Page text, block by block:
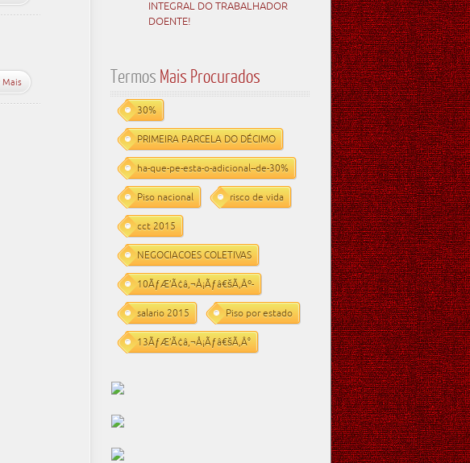
Mais
INTEGRAL DO TRABALHADOR
DOENTE!
Termos Mais Procurados
30%
PRIMEIRA PARCELA DO DÉCIMO
ha-que-pe-esta-o-adicional--de-30%
Piso nacional risco de vida
cct 2015
NEGOCIACOES COLETIVAS
10ÃƒÆ’Ã¢â‚¬Å¡Ãƒâ€šÃ‚Âº-
salario 2015 Piso por estado
13ÃƒÆ’Ã¢â‚¬Å¡Ãƒâ€šÃ‚Â°